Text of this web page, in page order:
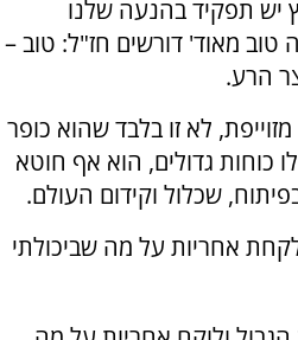
תפקיד בהנעה שלנו
מאוד' דורשים חז"ל: טוב –
הרע.
לא זו בלבד שהוא כופר
כוחות גדולים, הוא אף חוטא
שכלול וקידום העולם.
אחריות על מה שביכולתי